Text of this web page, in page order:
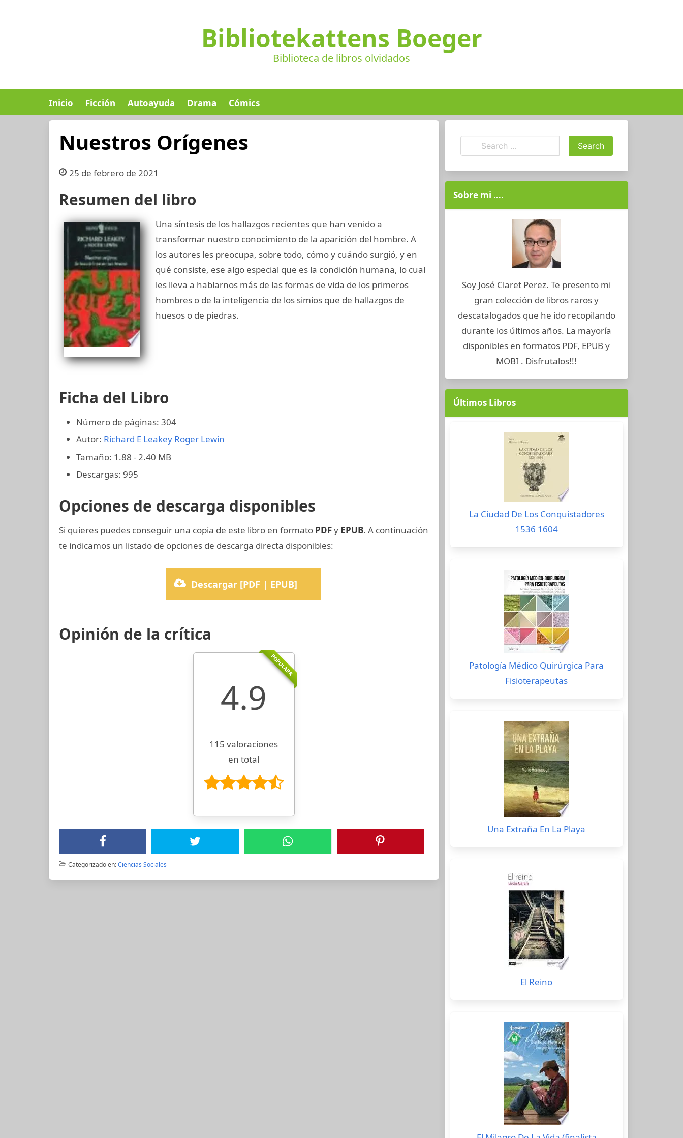
Bibliotekattens Boeger
Biblioteca de libros olvidados
Inicio Ficción Autoayuda Drama Cómics
Nuestros Orígenes
25 de febrero de 2021
Resumen del libro
Una síntesis de los hallazgos recientes que han venido a
transformar nuestro conocimiento de la aparición del hombre. A
los autores les preocupa, sobre todo, cómo y cuándo surgió, y en
qué consiste, ese algo especial que es la condición humana, lo cual
les lleva a hablarnos más de las formas de vida de los primeros
hombres o de la inteligencia de los simios que de hallazgos de
huesos o de piedras.
Ficha del Libro
Número de páginas: 304
Autor: Richard E Leakey Roger Lewin
Tamaño: 1.88 - 2.40 MB
Descargas: 995
Opciones de descarga disponibles
Si quieres puedes conseguir una copia de este libro en formato PDFy EPUB. A continuación
te indicamos un listado de opciones de descarga directa disponibles:
Descargar [PDF | EPUB]
Opinión de la crítica
POPULARR
4.9
115 valoraciones
en total
Categorizado en:Ciencias Sociales
Sobre mi ….
Soy José Claret Perez. Te presento mi
gran colección de libros raros y
descatalogados que he ido recopilando
durante los últimos años. La mayoría
disponibles en formatos PDF, EPUB y
MOBI . Disfrutalos!!!
Últimos Libros
La Ciudad De Los Conquistadores
1536 1604
Patología Médico Quirúrgica Para
Fisioterapeutas
Una Extraña En La Playa
El Reino